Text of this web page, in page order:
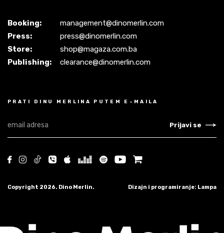
Booking:
management@dinomerlin.com
Press:
press@dinomerlin.com
Store:
shop@magaza.com.ba
Publishing:
clearance@dinomerlin.com
PRATI DINU MERLINA PUTEM E-MAILA
Prijavi se
Copyright 2026. Dino Merlin. Dizajn i programiranje: Lampa